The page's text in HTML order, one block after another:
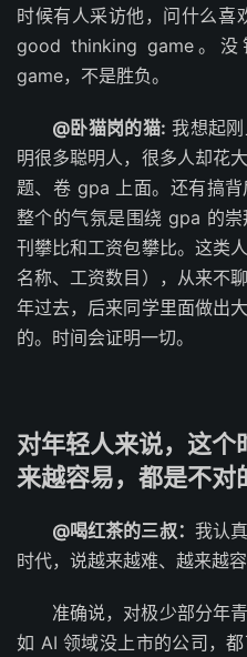
时候有人采访他，问什么喜
good thinking game。
game，不是胜负。
@卧猫岗的猫: 我想起
明很多聪明人，很多人却花
题、卷 gpa 上面。还有搞背
整个的气氛是围绕 gpa 的
刊攀比和工资包攀比。这类
名称、工资数目），从来不
年过去，后来同学里面做出
的。时间会证明一切。
对年轻人来说，这个
来越容易，都是不对
@喝红茶的三叔： 我认
时代，说越来越难、越来越
准确说，对极少部分年
如 AI 领域没上市的公司，